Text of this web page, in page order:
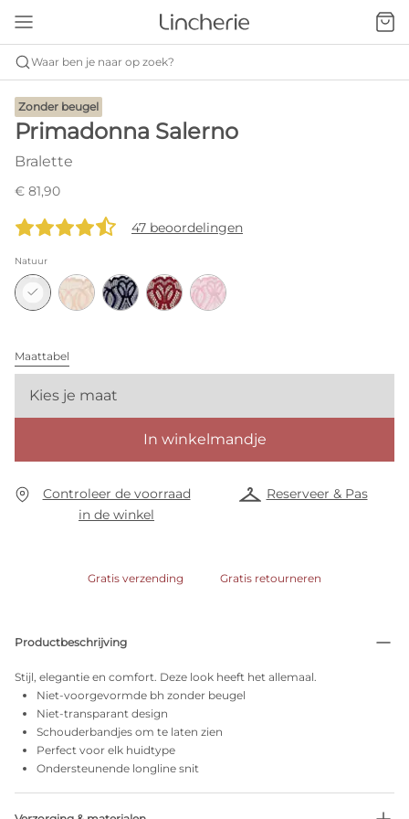
Waar ben je naar op zoek?
Zonder beugel
Primadonna Salerno
Bralette
€ 81,90
47 beoordelingen
Natuur
Maattabel
Kies je maat
In winkelmandje
Controleer de voorraad
in de winkel
Reserveer & Pas
Gratis verzending Gratis retourneren
Productbeschrijving
Stijl, elegantie en comfort. Deze look heeft het allemaal.
Niet-voorgevormde bh zonder beugel
Niet-transparant design
Schouderbandjes om te laten zien
Perfect voor elk huidtype
Ondersteunende longline snit